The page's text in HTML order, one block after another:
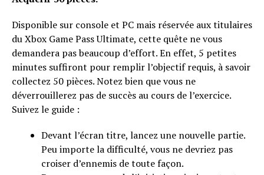
Disponible sur console et PC mais réservée aux titulaires
du Xbox Game Pass Ultimate, cette quête ne vous
demandera pas beaucoup d’effort. En effet, 5 petites
minutes suffiront pour remplir l’objectif requis, à savoir
collectez 50 pièces. Notez bien que vous ne
déverrouillerez pas de succès au cours de l’exercice.
Suivez le guide :
Devant l’écran titre, lancez une nouvelle partie.
Peu importe la difficulté, vous ne devriez pas
croiser d’ennemis de toute façon.